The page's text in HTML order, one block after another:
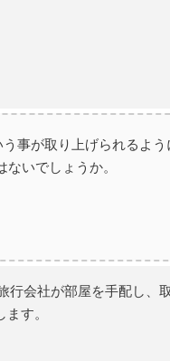
事が取り上げられるよう
いでしょうか。
行会社が部屋を手配し、
す。